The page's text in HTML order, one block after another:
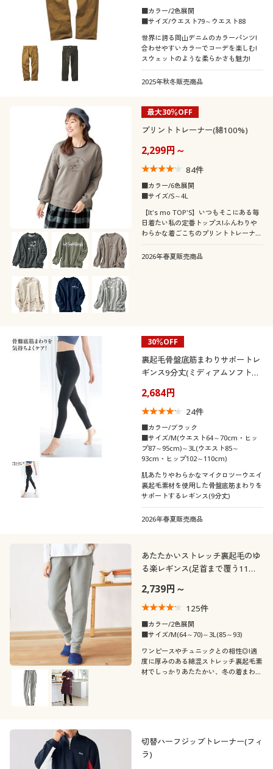
■カラー/2色展開
■サイズ/ウエスト79～ウエスト88
世界に誇る岡山デニムのカラーパンツ!
合わせやすいカラーでコーデを楽しむ!
スウェットのような柔らかさも魅力!
2025年秋冬販売商品
最大30％OFF
プリントトレーナー(綿100%)
2,299円～
84件
■カラー/6色展開
■サイズ/S～4L
【It's mo TOP'S】いつもそこにある毎
日着たい私の定番トップス!ふんわりや
わらかな着ごこちのプリントトレーナ
2026年春夏販売商品
30％OFF
裏起毛骨盤底筋まわりサポートレ
ギンス9分丈(ミディアムソフトタ
2,684円
24件
■カラー/ブラック
■サイズ/M(ウエスト64～70cm・ヒッ
プ87～95cm)～3L(ウエスト85～
93cm・ヒップ102～110cm)
肌あたりやわらかなマイクロツーウエイ
裏起毛素材を使用した骨盤底筋まわりを
サポートするレギンス(9分丈)
2026年春夏販売商品
あたたかいストレッチ裏起毛のゆ
る楽レギンス(足首まで覆う11分
2,739円～
125件
■カラー/2色展開
■サイズ/M(64～70)～3L(85～93)
ワンピースやチュニックとの相性◎!適
度に厚みのある綿混ストレッチ裏起毛素
材でしっかりあたたかい、冬の着まわし
切替ハーフジップトレーナー(フィ
ラ)